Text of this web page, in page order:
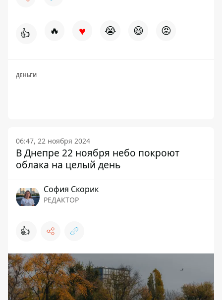
👍 🔥 ♥ 😭 😆 😡
ДЕНЬГИ
06:47, 22 ноября 2024
В Днепре 22 ноября небо покроют
облака на целый день
София Скорик
РЕДАКТОР
👍